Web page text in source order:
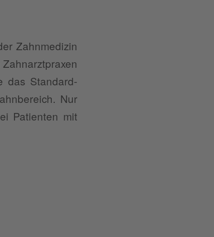
Zahnmedizin
das Standard-
Nur
Patienten mit